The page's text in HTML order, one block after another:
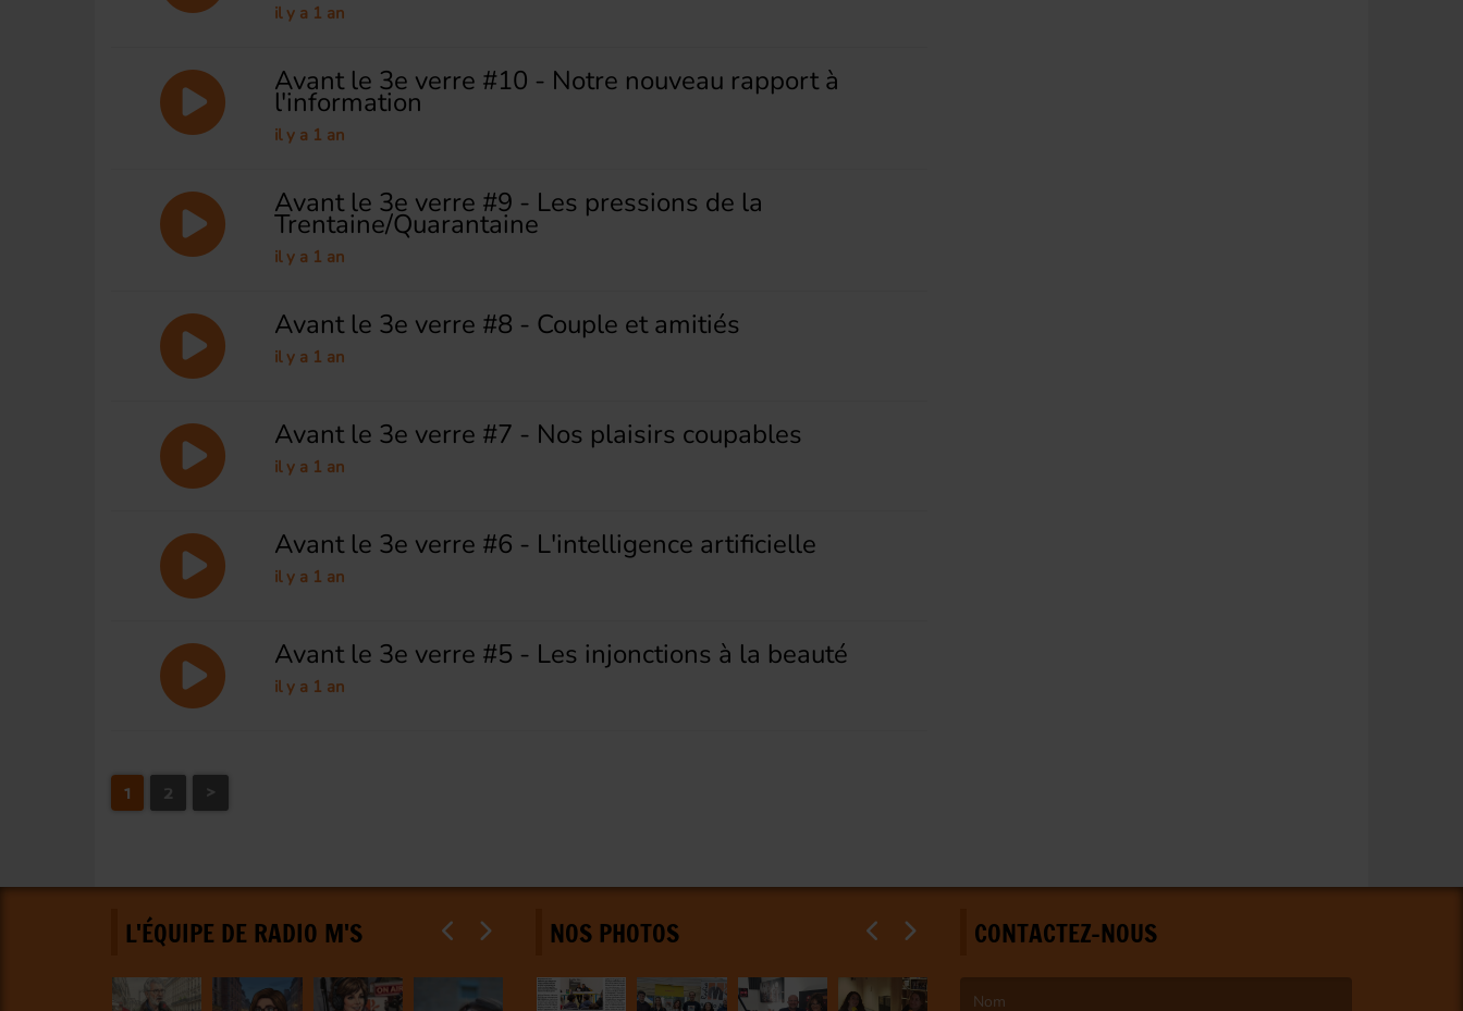
il y a 1 an
Avant le 3e verre #10 - Notre nouveau rapport à
l'information
il y a 1 an
Avant le 3e verre #9 - Les pressions de la
Trentaine/Quarantaine
il y a 1 an
Avant le 3e verre #8 - Couple et amitiés
il y a 1 an
Avant le 3e verre #7 - Nos plaisirs coupables
il y a 1 an
Avant le 3e verre #6 - L'intelligence artificielle
il y a 1 an
Avant le 3e verre #5 - Les injonctions à la beauté
il y a 1 an
1 2 >
L'ÉQUIPE DE RADIO M'S NOS PHOTOS CONTACTEZ-NOUS